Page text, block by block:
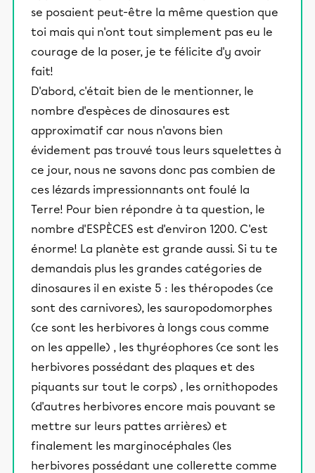
se posaient peut-être la même question que
toi mais qui n'ont tout simplement pas eu le
courage de la poser, je te félicite d'y avoir
fait!
D'abord, c'était bien de le mentionner, le
nombre d'espèces de dinosaures est
approximatif car nous n'avons bien
évidement pas trouvé tous leurs squelettes à
ce jour, nous ne savons donc pas combien de
ces lézards impressionnants ont foulé la
Terre! Pour bien répondre à ta question, le
nombre d'ESPÈCES est d'environ 1200. C'est
énorme! La planète est grande aussi. Si tu te
demandais plus les grandes catégories de
dinosaures il en existe 5 : les théropodes (ce
sont des carnivores), les sauropodomorphes
(ce sont les herbivores à longs cous comme
on les appelle) , les thyréophores (ce sont les
herbivores possédant des plaques et des
piquants sur tout le corps) , les ornithopodes
(d'autres herbivores encore mais pouvant se
mettre sur leurs pattes arrières) et
finalement les marginocéphales (les
herbivores possédant une collerette comme